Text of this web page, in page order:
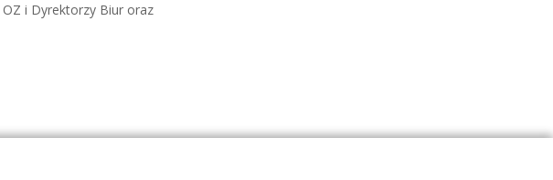
i Dyrektorzy Biur oraz